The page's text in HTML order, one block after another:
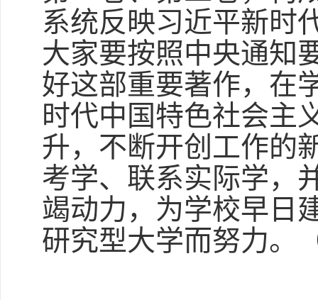
系统反映习近平新时
大家要按照中央通知
好这部重要著作，在
时代中国特色社会主
升，不断开创工作的
考学、联系实际学，
竭动力，为学校早日
研究型大学而努力。